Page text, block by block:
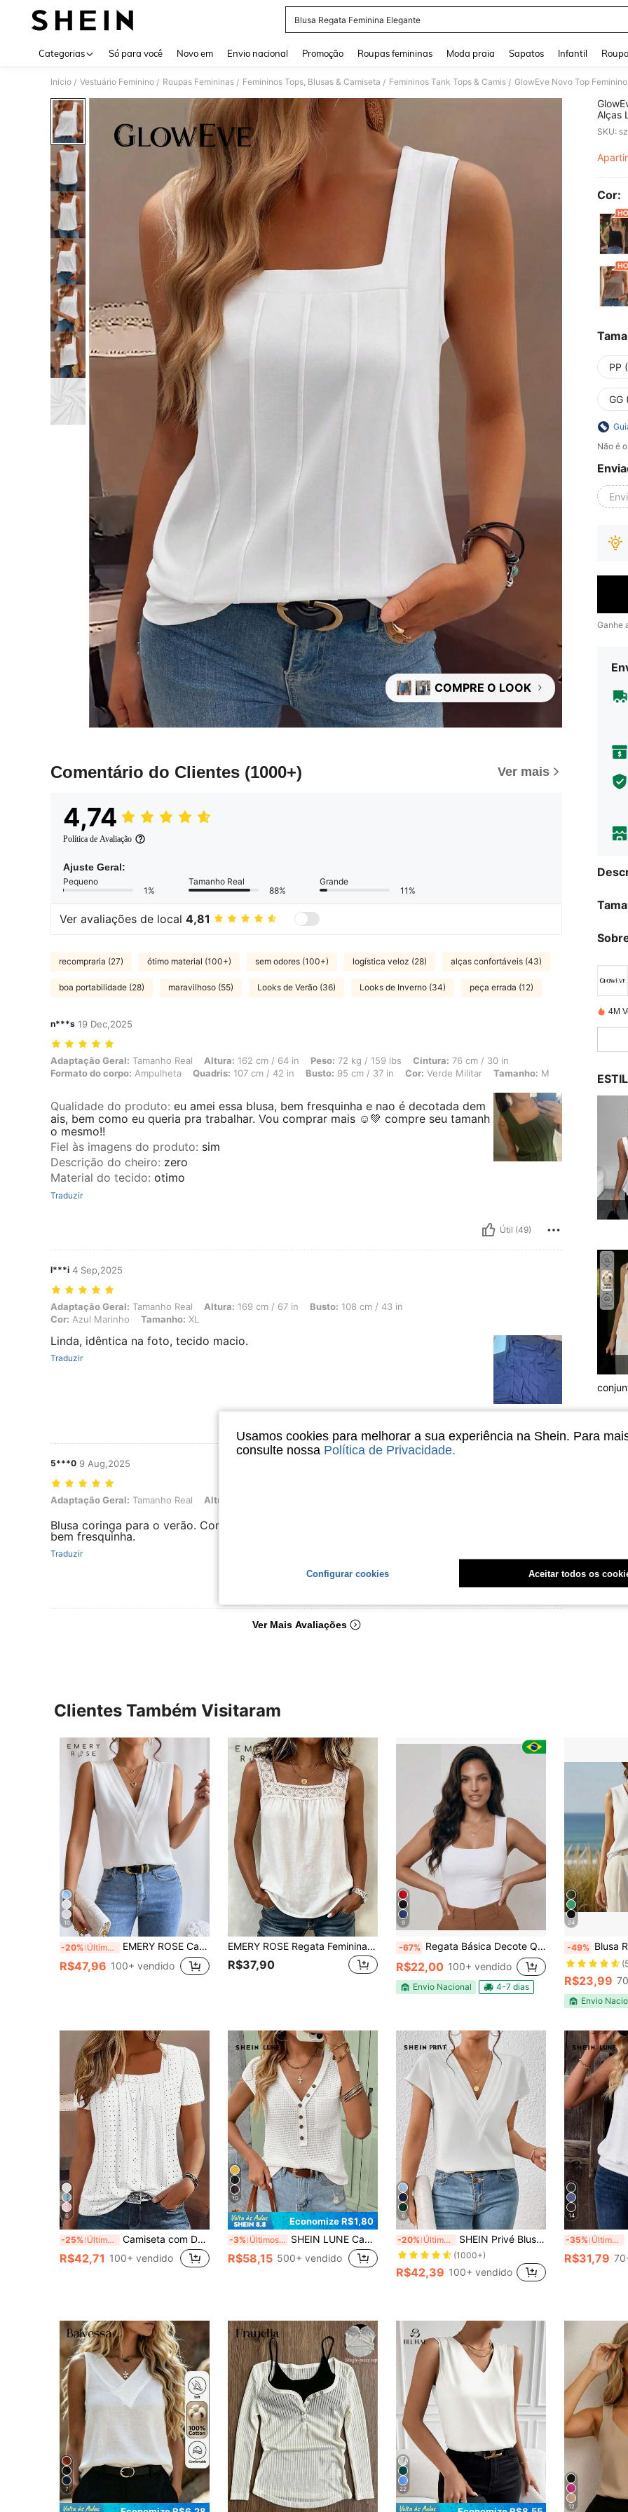
Blusa Regata Feminina Elegante
Categorias Só para você Novo em Envio nacional Promoção Roupas femininas Moda praia Sapatos Infantil
Início / Vestuário Feminino / Roupas Femininas / Femininos Tops, Blusas & Camiseta / Femininos Tank Tops & Camis /
+1 COMPRE O LOOK
Comentário do Clientes (1000+) Ver mais
4,74
Política de Avaliação
Ajuste Geral:
Pequeno
1%
Tamanho Real
88%
Grande
11%
Ver avaliações de local 4,81
recompraria (27) ótimo material (100+) sem odores (100+) logística veloz (28) alças confortáveis (43)
boa portabilidade (28) maravilhoso (55) Looks de Verão (36) Looks de Inverno (34) peça errada (12)
n***s 19 Dec,2025
Adaptação Geral: Tamanho Real, Altura: 162 cm / 64 in, Peso: 72 kg / 159 lbs, Cintura: 76 cm / 30 in, Formato do corpo: Ampulheta, Quadris: 107
Adaptação Geral: Tamanho Real Altura: 162 cm / 64 in Peso: 72 kg / 159 lbs Cintura: 76 cm / 30 in
Formato do corpo: Ampulheta Quadris: 107 cm / 42 in Busto: 95 cm / 37 in Cor: Verde Militar Tamanho: M
Qualidade do produto: eu amei essa blusa, bem fresquinha e nao é decotada dem
ais, bem como eu queria pra trabalhar. Vou comprar mais ☺️💚 compre seu tamanh
o mesmo!!
Fiel às imagens do produto: sim
Descrição do cheiro: zero
Material do tecido: otimo
Traduzir
Útil (49)
l***i 4 Sep,2025
Adaptação Geral: Tamanho Real, Altura: 169 cm / 67 in, Busto: 108 cm / 43 in, Cor: Azul Marinho, Tamanho: XL
Adaptação Geral: Tamanho Real Altura: 169 cm / 67 in Busto: 108 cm / 43 in
Cor: Azul Marinho Tamanho: XL
Linda, idêntica na foto, tecido macio.
Traduzir
5***0 9 Aug,2025
Adaptação Geral: Tamanho Real, Altura: 162 cm / 64 in, Peso: 55 kg / 121 lbs, Cor: Branco, Tamanho: S
Adaptação Geral: Tamanho Real Altura:
Blusa coringa para o verão. Comprei a branca e combina com tudo. Veste bem, tecido bom e
bem fresquinha.
Traduzir
Útil (33)
Ver Mais Avaliações
Alças
Solto
SKU:
Cor:
PP
GG
Não é
Ganhe
4M
Clientes Também Visitaram
10
-20% Últimos 2 dias EMERY ROSE Camisa/Blusa de Trabalho Feminina com Decote em V Sólido e Sem Mangas
R$47,96 100+ vendido
EMERY ROSE Regata Feminina de Linho e Algodão com Decote Quadrado, Renda e Patchwork, Casual
R$37,90
9
-67% Regata Básica Decote Quadrado Alça Grossa Tecido Suplex Moda Blogueira
R$22,00 100+ vendido
Envio Nacional 4-7 dias
24
-49% Blusa Regata
R$23,99
Envio
6
-25% Últimos 2 dias Camiseta com Decote Quadrado Perfurado e Bordado, Top Casual de Manga Curta com Pregas na Frente, Vestuário Feminino para Primavera/Verão Branco
R$42,71 100+ vendido
10
Economize R$1,80
-3% Últimos 3 dias SHEIN LUNE Camiseta de Manga Curta com Decote em V Sólido e Malha Waffle, Casual para Primavera e Verão
R$58,15 500+ vendido
6
-20% Últimos 2 dias SHEIN Privé Blusa com Manga Morcego Sólida, Decote V, Blusas de Manga Curta
(1000+)
R$42,39 100+ vendido
14
-35% Últimos 2 dias
R$31,79
7 22
12
Usamos cookies para melhorar a sua experiência na Shein. Para
consulte nossa Política de Privacidade.
Configurar cookies Aceitar todos os